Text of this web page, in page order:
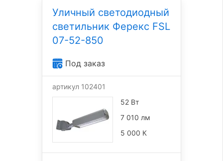
Уличный светодиодный
светильник Ферекс FSL
07-52-850
Под заказ
артикул 102401
52 Вт
7 010 лм
5 000 К